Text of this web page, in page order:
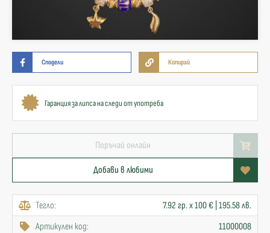
Сподели Копирай
Гаранция за липса на следи от употреба
Поръчай онлайн
Добави в любими
Тегло:
7.92 гр. x 100 € | 195.58 лв.
Артикулен код:
11000008